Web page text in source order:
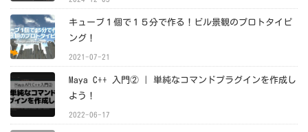
キューブ１個で１５分で作る！ビル景観のプロトタイピ
ング！
2021-07-21
Maya C++ 入門② | 単純なコマンドプラグインを作成し
よう！
2022-06-17